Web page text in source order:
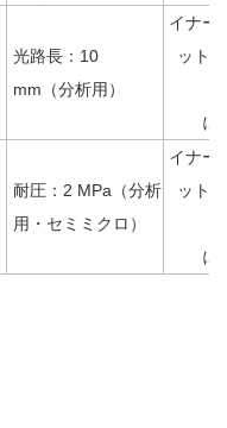
光路長：10
mm（分析用）
イナー
ット
に
耐圧：2 MPa（分析
用・セミミクロ）
イナー
ット
に